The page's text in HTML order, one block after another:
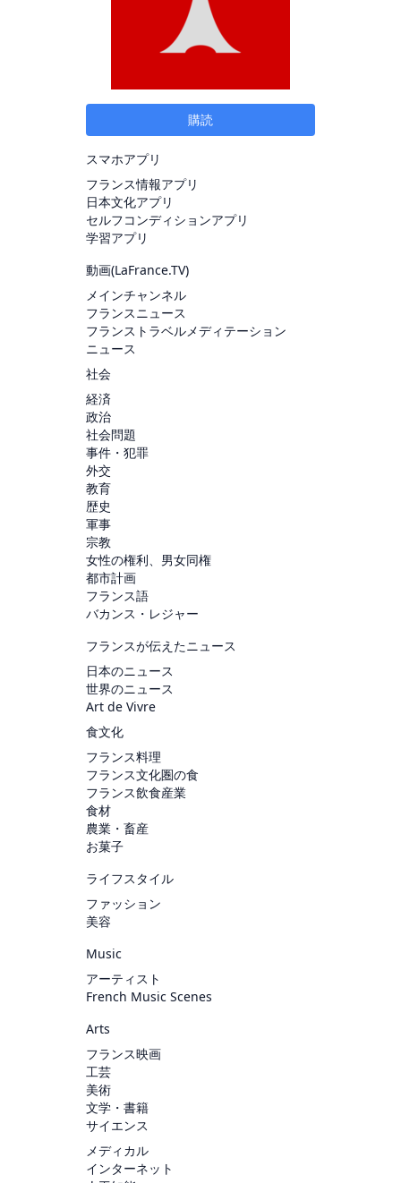
購読
スマホアプリ
フランス情報アプリ
日本文化アプリ
セルフコンディションアプリ
学習アプリ
動画(LaFrance.TV)
メインチャンネル
フランスニュース
フランストラベルメディテーション
ニュース
社会
経済
政治
社会問題
事件・犯罪
外交
教育
歴史
軍事
宗教
女性の権利、男女同権
都市計画
フランス語
バカンス・レジャー
フランスが伝えたニュース
日本のニュース
世界のニュース
Art de Vivre
食文化
フランス料理
フランス文化圏の食
フランス飲食産業
食材
農業・畜産
お菓子
ライフスタイル
ファッション
美容
Music
アーティスト
French Music Scenes
Arts
フランス映画
工芸
美術
文学・書籍
サイエンス
メディカル
インターネット